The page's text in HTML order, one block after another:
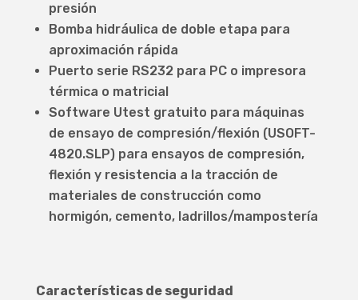
presión
Bomba hidráulica de doble etapa para
aproximación rápida
Puerto serie RS232 para PC o impresora
térmica o matricial
Software Utest gratuito para máquinas
de ensayo de compresión/flexión (USOFT-
4820.SLP) para ensayos de compresión,
flexión y resistencia a la tracción de
materiales de construcción como
hormigón, cemento, ladrillos/mampostería
Características de seguridad